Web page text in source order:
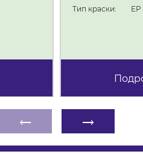
Тип краски: ЕР
← →